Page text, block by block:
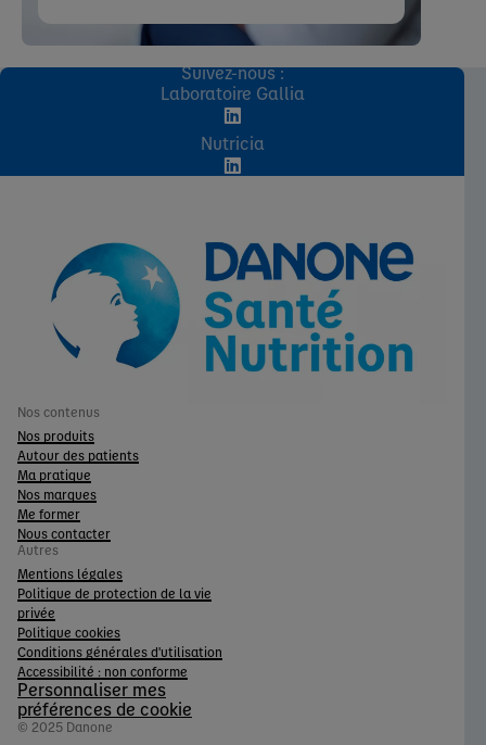
Suivez-nous :
Laboratoire Gallia
Nutricia
Nos contenus
Nos produits
Autour des patients
Ma pratique
Nos marques
Me former
Nous contacter
Autres
Mentions légales
Politique de protection de la vie
privée
Politique cookies
Conditions générales d'utilisation
Accessibilité : non conforme
Personnaliser mes
préférences de cookie
© 2025 Danone